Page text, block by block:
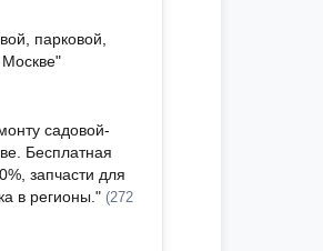
парковой,
Москве"
садовой-
Бесплатная
запчасти для
в регионы." (272